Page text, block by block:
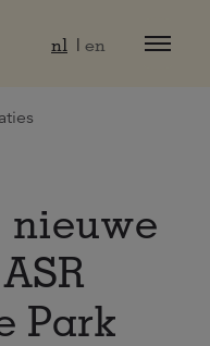
nl en
Park